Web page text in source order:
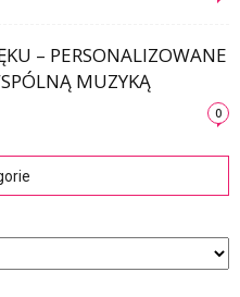
– PERSONALIZOWANE
MUZYKĄ
0